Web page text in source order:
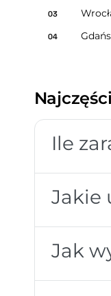
03
04
Ile
Jakie
Jak